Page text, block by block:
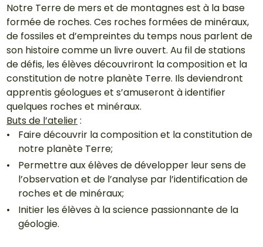
Notre Terre de mers et de montagnes est à la base
formée de roches. Ces roches formées de minéraux,
de fossiles et d’empreintes du temps nous parlent de
son histoire comme un livre ouvert. Au fil de stations
de défis, les élèves découvriront la composition et la
constitution de notre planète Terre. Ils deviendront
apprentis géologues et s’amuseront à identifier
quelques roches et minéraux.
Buts de l’atelier:
Faire découvrir la composition et la constitution de
notre planète Terre;
Permettre aux élèves de développer leur sens de
l’observation et de l’analyse par l’identification de
roches et de minéraux;
Initier les élèves à la science passionnante de la
géologie.